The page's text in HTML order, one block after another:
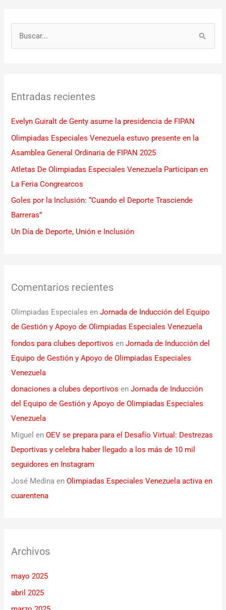
a
p
o
r
:
Entradas recientes
Evelyn Guiralt de Genty asume la presidencia de FIPAN
Olimpiadas Especiales Venezuela estuvo presente en la
Asamblea General Ordinaria de FIPAN 2025
Atletas De Olimpiadas Especiales Venezuela Participan en
La Feria Congrearcos
Goles por la Inclusión: “Cuando el Deporte Trasciende
Barreras”
Un Día de Deporte, Unión e Inclusión
Comentarios recientes
Olimpiadas Especiales enJornada de Inducción del Equipo
de Gestión y Apoyo de Olimpiadas Especiales Venezuela
fondos para clubes deportivos enJornada de Inducción del
Equipo de Gestión y Apoyo de Olimpiadas Especiales
Venezuela
donaciones a clubes deportivos enJornada de Inducción
del Equipo de Gestión y Apoyo de Olimpiadas Especiales
Venezuela
Miguel enOEV se prepara para el Desafío Virtual: Destrezas
Deportivas y celebra haber llegado a los más de 10 mil
seguidores en Instagram
José Medina enOlimpiadas Especiales Venezuela activa en
cuarentena
Archivos
mayo 2025
abril 2025